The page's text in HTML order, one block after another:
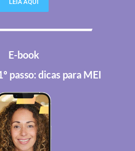
LEIA AQUI
E-book
passo: dicas para MEI